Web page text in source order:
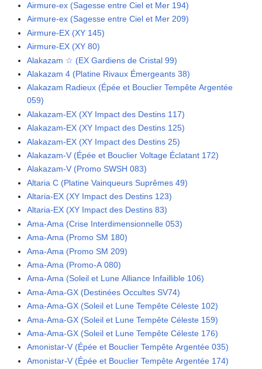
Airmure-ex (Sagesse entre Ciel et Mer 194)
Airmure-ex (Sagesse entre Ciel et Mer 209)
Airmure-EX (XY 145)
Airmure-EX (XY 80)
Alakazam ☆ (EX Gardiens de Cristal 99)
Alakazam 4 (Platine Rivaux Émergeants 38)
Alakazam Radieux (Épée et Bouclier Tempête Argentée
059)
Alakazam-EX (XY Impact des Destins 117)
Alakazam-EX (XY Impact des Destins 125)
Alakazam-EX (XY Impact des Destins 25)
Alakazam-V (Épée et Bouclier Voltage Éclatant 172)
Alakazam-V (Promo SWSH 083)
Altaria C (Platine Vainqueurs Suprêmes 49)
Altaria-EX (XY Impact des Destins 123)
Altaria-EX (XY Impact des Destins 83)
Ama-Ama (Crise Interdimensionnelle 053)
Ama-Ama (Promo SM 180)
Ama-Ama (Promo SM 209)
Ama-Ama (Promo-A 080)
Ama-Ama (Soleil et Lune Alliance Infaillible 106)
Ama-Ama-GX (Destinées Occultes SV74)
Ama-Ama-GX (Soleil et Lune Tempête Céleste 102)
Ama-Ama-GX (Soleil et Lune Tempête Céleste 159)
Ama-Ama-GX (Soleil et Lune Tempête Céleste 176)
Amonistar-V (Épée et Bouclier Tempête Argentée 035)
Amonistar-V (Épée et Bouclier Tempête Argentée 174)